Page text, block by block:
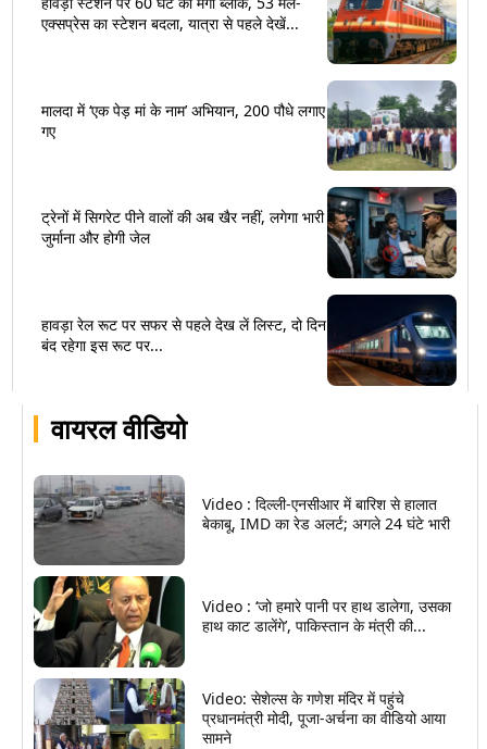
वायरल वीडियो
Video : दिल्ली-एनसीआर में बारिश से हालात
बेकाबू, IMD का रेड अलर्ट; अगले 24 घंटे भारी
Video : ‘जो हमारे पानी पर हाथ डालेगा, उसका
हाथ काट डालेंगे’, पाकिस्तान के मंत्री की...
Video: सेशेल्स के गणेश मंदिर में पहुंचे
प्रधानमंत्री मोदी, पूजा-अर्चना का वीडियो आया
सामने
एक्सप्रेस का स्टेशन बदला, यात्रा से पहले देखें...
मालदा में ‘एक पेड़ मां के नाम’ अभियान, 200 पौधे लगाए
गए
ट्रेनों में सिगरेट पीने वालों की अब खैर नहीं, लगेगा भारी
जुर्माना और होगी जेल
हावड़ा रेल रूट पर सफर से पहले देख लें लिस्ट, दो दिन
बंद रहेगा इस रूट पर...